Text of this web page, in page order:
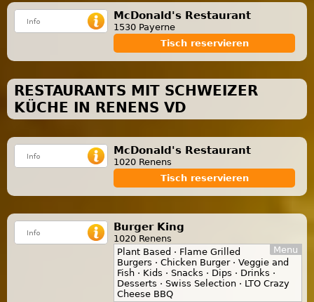
McDonald's Restaurant
1530 Payerne
Tisch reservieren
RESTAURANTS MIT SCHWEIZER
KÜCHE IN RENENS VD
McDonald's Restaurant
1020 Renens
Tisch reservieren
Burger King
1020 Renens
Menu
Plant Based · Flame Grilled
Burgers · Chicken Burger · Veggie and
Fish · Kids · Snacks · Dips · Drinks ·
Desserts · Swiss Selection · LTO Crazy
Cheese BBQ